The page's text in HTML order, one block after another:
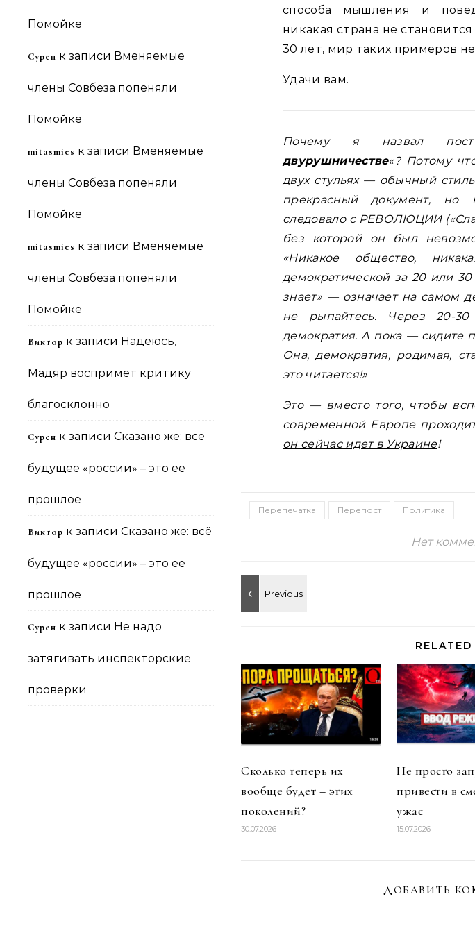
Помойке
Сурен к записи Вменяемые
члены Совбеза попеняли
Помойке
mitasmies к записи Вменяемые
члены Совбеза попеняли
Помойке
mitasmies к записи Вменяемые
члены Совбеза попеняли
Помойке
Виктор к записи Надеюсь,
Мадяр воспримет критику
благосклонно
Сурен к записи Сказано же: всё
будущее «россии» – это её
прошлое
Виктор к записи Сказано же: всё
будущее «россии» – это её
прошлое
Сурен к записи Не надо
затягивать инспекторские
проверки
способа мышления и
никакая страна не
30 лет, мир таких примеров не
Удачи вам.
Почему я назвал
двурушничестве«? Потому
двух стульях — обычный
прекрасный документ, но
следовало с РЕВОЛЮЦИИ
без которой он был
«Никакое общество,
демократической за 20 или
знает» — означает на самом
не рыпайтесь. Через 20-
демократия. А пока — сидите
Она, демократия, родимая,
это читается!»
Это — вместо того, чтобы
современной Европе
он сейчас идет в Украине!
Перепечатка Перепост Политика
Нет
RELATED
Сколько теперь их
вообще будет – этих
поколений?
30.07.2026
Не просто
привести в
ужас
15.07.2026
ДОБАВИТЬ